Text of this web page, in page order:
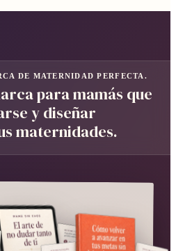
DE MATERNIDAD PERFECTA.
para mamás que
y diseñar
maternidades.